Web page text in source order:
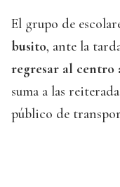
El grupo de
busito, ante la
regresar al centro
suma a las
público de